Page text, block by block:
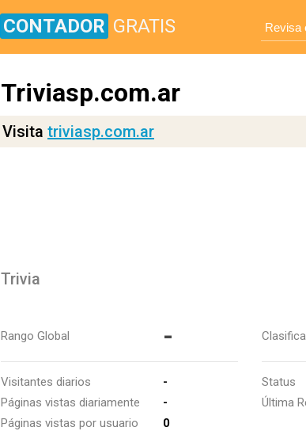
CONTADOR GRATIS
Triviasp.com.ar
Visita triviasp.com.ar
Trivia
Rango Global -
Visitantes diarios
-
Páginas vistas diariamente
-
Páginas vistas por usuario
0
Status
Última